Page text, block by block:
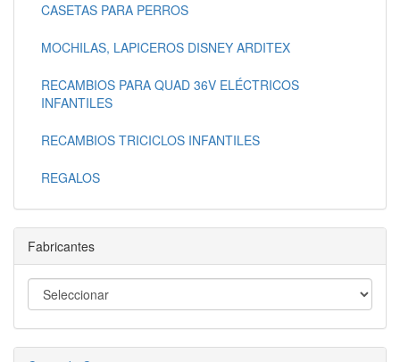
CASETAS PARA PERROS
MOCHILAS, LAPICEROS DISNEY ARDITEX
RECAMBIOS PARA QUAD 36V ELÉCTRICOS
INFANTILES
RECAMBIOS TRICICLOS INFANTILES
REGALOS
Fabricantes